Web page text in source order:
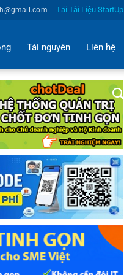
Tải Tài Liệu StartUp
Tài nguyên Liên hệ